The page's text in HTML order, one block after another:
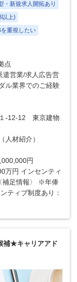
・新規求人開拓あり
以上)
重視したい
点
遣営業/求人広告営
ル業界でのご経験
-12-12 東京建物
人材紹介）
円
万円 インセンティ
補足情報〉 ※年俸
ティブ制度あり：
補★キャリアアド